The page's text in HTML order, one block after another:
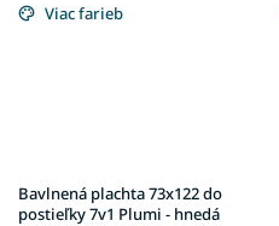
Viac farieb
Bavlnená plachta 73x122 do
postieľky 7v1 Plumi - hnedá